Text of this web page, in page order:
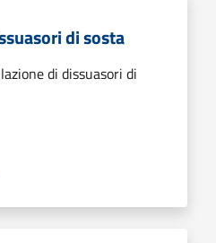
di sosta
di dissuasori di